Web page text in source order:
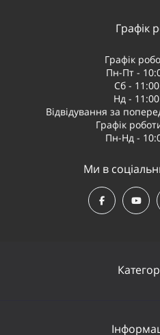
Графік
Графік
Пн-Пт -
Сб -
Нд -
Відвідування за
Графік
Пн-Нд -
Ми в